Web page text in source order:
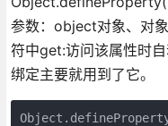
参数：object对象、对
符中get:访问该属性时
绑定主要就用到了它。